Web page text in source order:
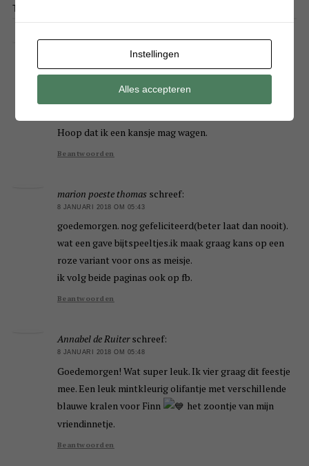
THIS ARTICLE HAS 43 COMMENTS
schreef:
Graag doe ik mee met deze winactie, voor een bijtring
Baby girl, voor mijn jongste kleindochter.
Hoop dat ik een kansje mag wagen.
Beantwoorden
marion poeste thomas schreef:
8 JANUARI 2018 OM 05:43
goedemorgen. nog gefeliciteerd(beter laat dan nooit).
wat een gave bijtspeeltjes.ik maak graag kans op een
roze variant voor ons as meisje.
ik volg beide paginas ook op fb.
Beantwoorden
Annabel de Ruiter schreef:
8 JANUARI 2018 OM 05:48
Goedemorgen! Wat super leuk. Ik vier graag dit feestje
mee. Een leuk mintkleurig olifantje met verschillende
blauwe kralen voor Finn
het zoontje van mijn
vriendinnetje.
Beantwoorden
Instellingen
Alles accepteren